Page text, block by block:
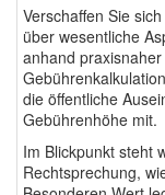
Verschaffen Sie
über wesentliche
anhand
die öffentliche
Gebührenhöhe mit.
Im Blickpunkt steht
Rechtsprechung,